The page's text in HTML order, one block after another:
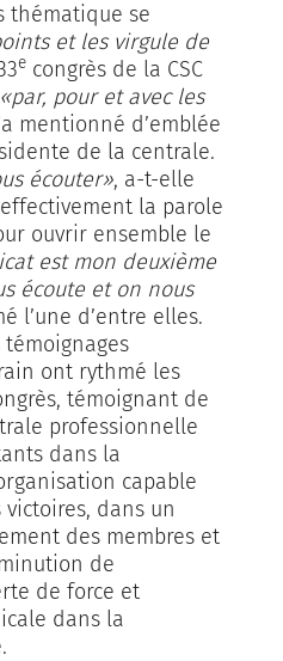
thématique se
et les virgule de
e congrès de la CSC
«par, pour et avec les
mentionné d’emblée
de la centrale.
écouter», a-t-elle
la parole
ouvrir ensemble le
est mon deuxième
écoute et on nous
l’une d’entre elles.
témoignages
ont rythmé les
témoignant de
professionnelle
dans la
capable
dans un
des membres et
de
de force et
dans la